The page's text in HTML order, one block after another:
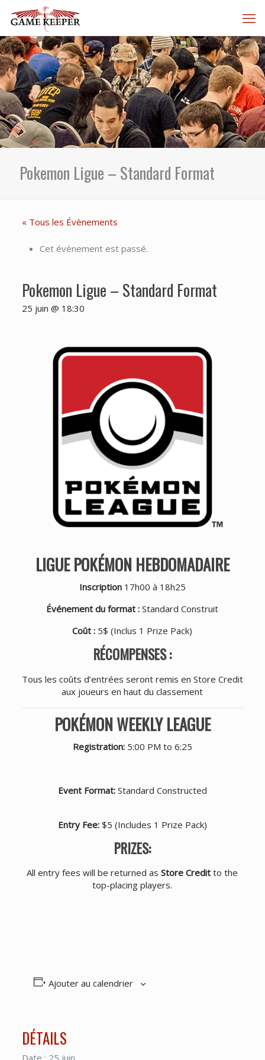
Pokemon Ligue – Standard Format
« Tous les Évènements
Cet évènement est passé.
Pokemon Ligue – Standard Format
25 juin @ 18:30
LIGUE POKÉMON HEBDOMADAIRE
Inscription 17h00 à 18h25
Événement du format :Standard Construit
Coût : 5$ (Inclus 1 Prize Pack)
RÉCOMPENSES :
Tous les coûts d’entrées seront remis en Store Credit
aux joueurs en haut du classement
POKÉMON WEEKLY LEAGUE
Registration:5:00 PM to 6:25
Event Format:Standard Constructed
Entry Fee:$5 (Includes 1 Prize Pack)
PRIZES:
All entry fees will be returned asStore Credit to the
top-placing players.
Ajouter au calendrier
DÉTAILS
Date : 25 juin